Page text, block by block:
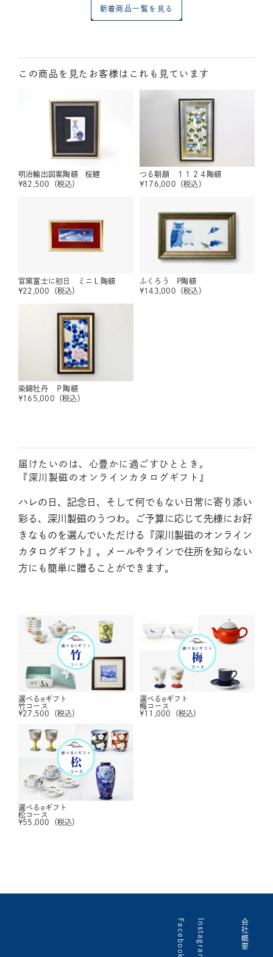
新着商品一覧を見る
この商品を見たお客様はこれも見ています
明治輸出図案陶額 桜鯉
¥82,500 （税込）
つる朝顔 １１２４陶額
¥176,000 （税込）
官窯富士に初日 ミニＬ陶額
¥22,000 （税込）
ふくろう P陶額
¥143,000 （税込）
染錦牡丹 Ｐ陶額
¥165,000 （税込）
届けたいのは、心豊かに過ごすひととき。
『深川製磁のオンラインカタログギフト』
ハレの日、記念日、そして何でもない日常に寄り添い
彩る、深川製磁のうつわ。ご予算に応じて先様にお好
きなものを選んでいただける『深川製磁のオンライン
カタログギフト』。メールやラインで住所を知らない
方にも簡単に贈ることができます。
選べるeギフト
竹コース
¥27,500 （税込）
選べるeギフト
梅コース
¥11,000 （税込）
選べるeギフト
松コース
¥55,000 （税込）
会社概要
Instagram
Facebook